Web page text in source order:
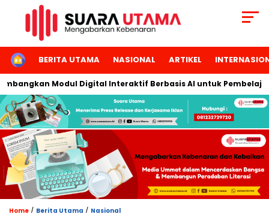
HOMEBERITA UTAMA NASIONAL ARTIKEL
Modul Digital Interaktif Berbasis AI untuk Pembelajaran
Home / Berita Utama / Nasional